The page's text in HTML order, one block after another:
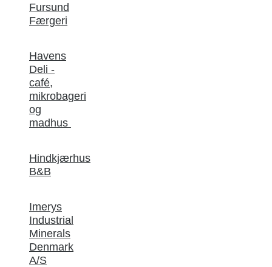
Fursund
Færgeri
Havens
Deli -
café,
mikrobageri
og
madhus
Hindkjærhus
B&B
Imerys
Industrial
Minerals
Denmark
A/S